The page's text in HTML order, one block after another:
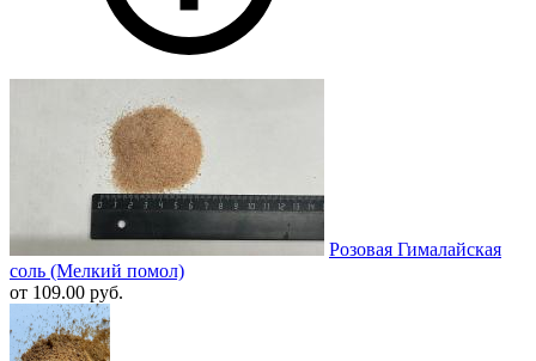
Розовая Гималайская
соль (Мелкий помол)
от 109.00 руб.